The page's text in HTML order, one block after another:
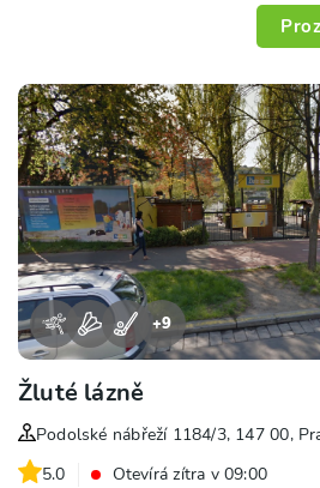
+9
Žluté lázně
Podolské nábřeží 1184/3, 147 00,
5.0
Otevírá zítra v 09:00